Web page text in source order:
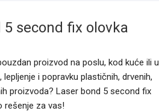
5 second fix olovka
proizvod na poslu, kod kuće ili u
lepljenje i popravku plastičnih, drvenih,
proizvoda? Laser bond 5 second fix
rešenje za vas!